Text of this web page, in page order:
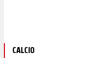
CALCIO